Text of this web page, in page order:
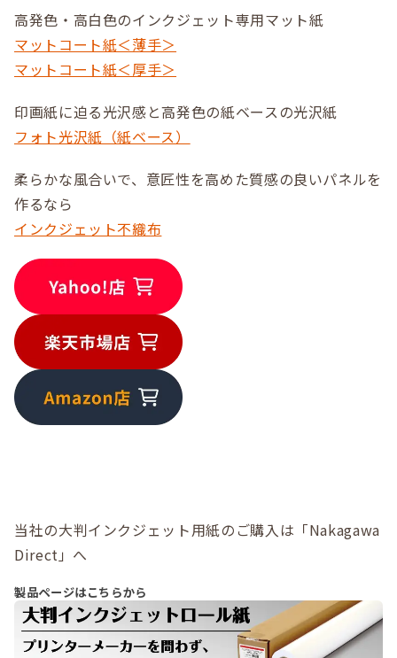
高発色・高白色のインクジェット専用マット紙
マットコート紙＜薄手＞
マットコート紙＜厚手＞
印画紙に迫る光沢感と高発色の紙ベースの光沢紙
フォト光沢紙（紙ベース）
柔らかな風合いで、意匠性を高めた質感の良いパネルを
作るなら
インクジェット不織布
当社の大判インクジェット用紙のご購入は「Nakagawa
Direct」へ
製品ページはこちらから